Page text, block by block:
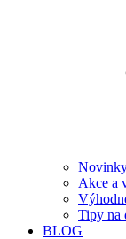
Akce a
Tipy na
BLOG